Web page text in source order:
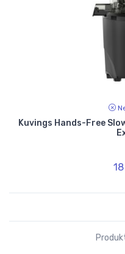
Kuvings Hands-Free